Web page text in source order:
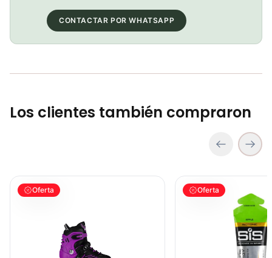
CONTACTAR POR WHATSAPP
Los clientes también compraron
PATIN LINEA GW BELLONI PLUS 075109
Oferta
GEL SIS ISOTONIC
Oferta